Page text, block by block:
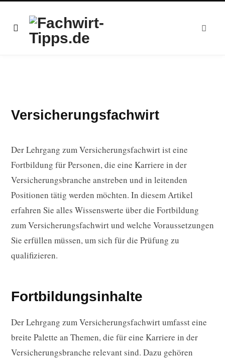
Versicherungsfachwirt
Der Lehrgang zum Versicherungsfachwirt ist eine
Fortbildung für Personen, die eine Karriere in der
Versicherungsbranche anstreben und in leitenden
Positionen tätig werden möchten. In diesem Artikel
erfahren Sie alles Wissenswerte über die Fortbildung
zum Versicherungsfachwirt und welche Voraussetzungen
Sie erfüllen müssen, um sich für die Prüfung zu
qualifizieren.
Fortbildungsinhalte
Der Lehrgang zum Versicherungsfachwirt umfasst eine
breite Palette an Themen, die für eine Karriere in der
Versicherungsbranche relevant sind. Dazu gehören